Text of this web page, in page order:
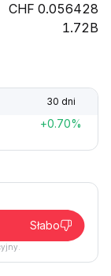
0.056428
1.72B
30 dni
+0.70%
Słabo